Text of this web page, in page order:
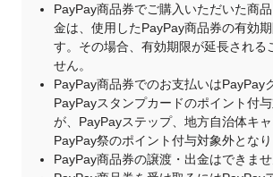
PayPay商品券でご購入いただいた商
金は、使用したPayPay商品券の有効
す。その場合、有効期限が延長される
せん。
PayPay商品券でのお支払いはPayPay
PayPayスタンプカードのポイント付
が、PayPayステップ、地方自治体キ
PayPay祭のポイント付与対象外となり
PayPay商品券の譲渡・出金はできませ